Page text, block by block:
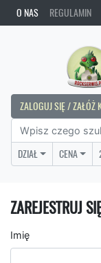
O NAS REGULAMIN
ZALOGUJ SIĘ / ZAŁÓŻ
DZIAŁ CENA
ZAREJESTRUJ
Imię